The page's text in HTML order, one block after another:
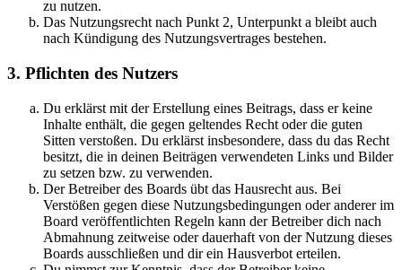
zu nutzen.
Das Nutzungsrecht nach Punkt 2, Unterpunkt a bleibt auch
nach Kündigung des Nutzungsvertrages bestehen.
3. Pflichten des Nutzers
Du erklärst mit der Erstellung eines Beitrags, dass er keine
Inhalte enthält, die gegen geltendes Recht oder die guten
Sitten verstoßen. Du erklärst insbesondere, dass du das Recht
besitzt, die in deinen Beiträgen verwendeten Links und Bilder
zu setzen bzw. zu verwenden.
Der Betreiber des Boards übt das Hausrecht aus. Bei
Verstößen gegen diese Nutzungsbedingungen oder anderer im
Board veröffentlichten Regeln kann der Betreiber dich nach
Abmahnung zeitweise oder dauerhaft von der Nutzung dieses
Boards ausschließen und dir ein Hausverbot erteilen.